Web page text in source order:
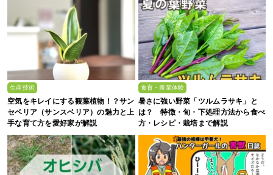
生産技術
空気をキレイにする観葉植物！？サン
セベリア（サンスベリア）の魅力と上
手な育て方を愛好家が解説
食育・農業体験
暑さに強い野菜「ツルムラサキ」と
は？ 特徴・旬・下処理方法から食べ
方・レシピ・栽培まで解説